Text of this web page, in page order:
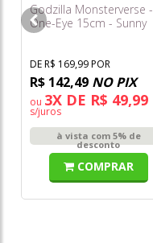
Godzilla Monsterverse -
One-Eye 15cm - Sunny
DE R$ 169,99 POR
R$ 142,49 NO PIX
ou 3X DE R$ 49,99
s/juros
à vista com 5% de
desconto
COMPRAR